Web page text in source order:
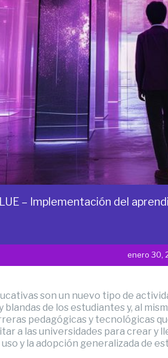
– Implementación del
enero 30,
son un nuevo tipo de
blandas de los estudiantes y, al
pedagógicas y tecnológicas
a las universidades para crear y
y la adopción generalizada de